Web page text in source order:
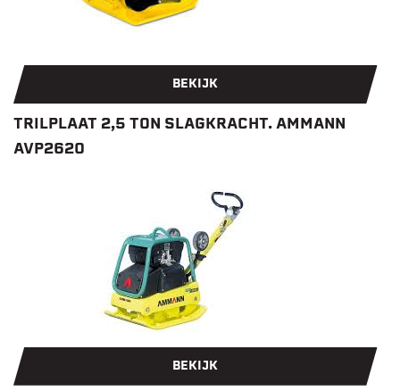
BEKIJK
TRILPLAAT 2,5 TON SLAGKRACHT. AMMANN
AVP2620
BEKIJK